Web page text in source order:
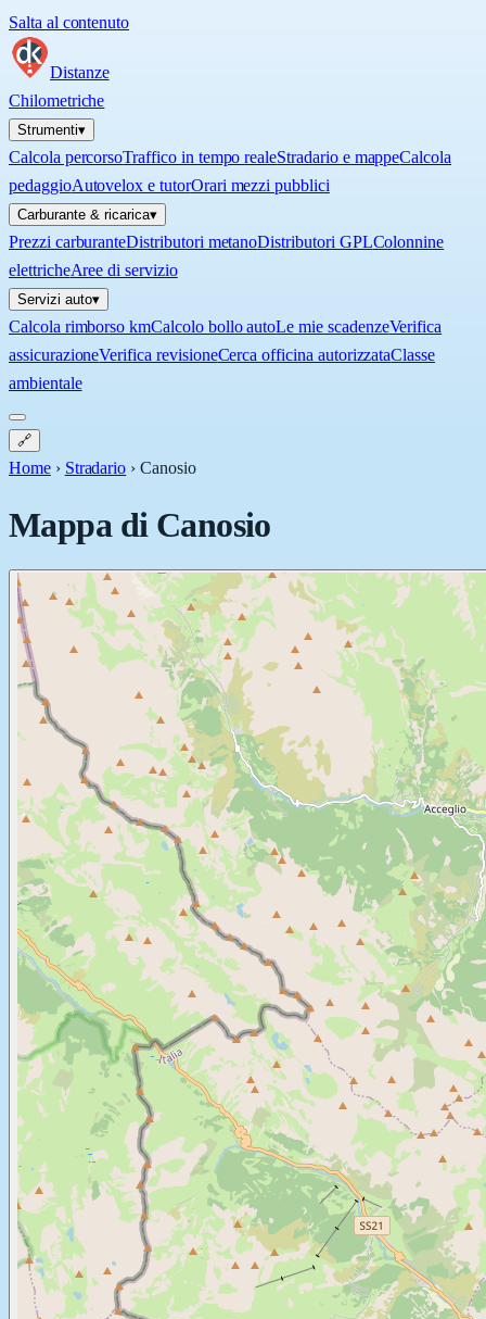
Salta al contenuto
Distanze
Chilometriche
Strumenti▾
Calcola percorsoTraffico in tempo realeStradario e mappeCalcola
pedaggioAutovelox e tutorOrari mezzi pubblici
Carburante & ricarica▾
Prezzi carburanteDistributori metanoDistributori GPLColonnine
elettricheAree di servizio
Servizi auto▾
Calcola rimborso kmCalcolo bollo autoLe mie scadenzeVerifica
assicurazioneVerifica revisioneCerca officina autorizzataClasse
ambientale
🔗
Home › Stradario ›Canosio
Mappa di Canosio